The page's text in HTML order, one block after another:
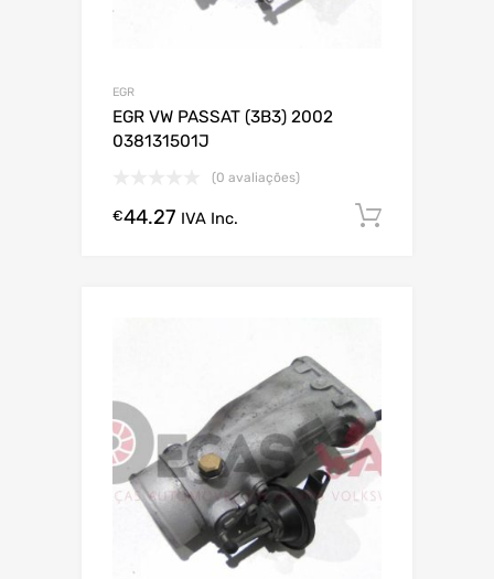
EGR
EGR VW PASSAT (3B3) 2002
038131501J
(0 avaliações)
€44.27 IVA Inc.